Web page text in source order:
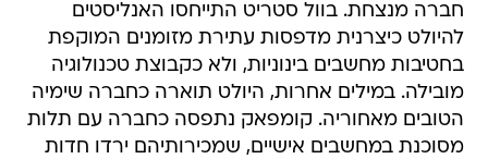
חברה מנצחת. בוול סטריט התייחסו האנליסטים
להיולט כיצרנית מדפסות עתירת מזומנים המוקפת
בחטיבות מחשבים בינוניות, ולא כקבוצת טכנולוגיה
מובילה. במילים אחרות, היולט תוארה כחברה שימיה
הטובים מאחוריה. קומפאק נתפסה כחברה עם תלות
מסוכנת במחשבים אישיים, שמכירותיהם ירדו חדות